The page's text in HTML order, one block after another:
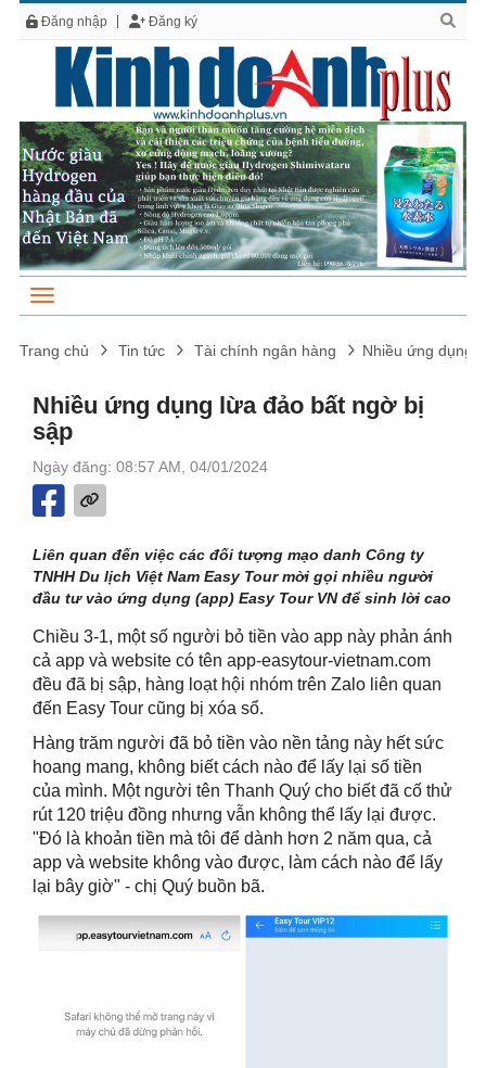
Đăng nhập Đăng ký
Trang chủ Tin tức Tài chính ngân hàng Nhiều ứng dụng
Nhiều ứng dụng lừa đảo bất ngờ bị
sập
Ngày đăng: 08:57 AM, 04/01/2024
Liên quan đến việc các đối tượng mạo danh Công ty
TNHH Du lịch Việt Nam Easy Tour mời gọi nhiều người
đầu tư vào ứng dụng (app) Easy Tour VN để sinh lời cao
Chiều 3-1, một số người bỏ tiền vào app này phản ánh
cả app và website có tên app-easytour-vietnam.com
đều đã bị sập, hàng loạt hội nhóm trên Zalo liên quan
đến Easy Tour cũng bị xóa sổ.
Hàng trăm người đã bỏ tiền vào nền tảng này hết sức
hoang mang, không biết cách nào để lấy lại số tiền
của mình. Một người tên Thanh Quý cho biết đã cố thử
rút 120 triệu đồng nhưng vẫn không thể lấy lại được.
"Đó là khoản tiền mà tôi để dành hơn 2 năm qua, cả
app và website không vào được, làm cách nào để lấy
lại bây giờ" - chị Quý buồn bã.